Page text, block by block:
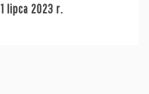
lipca 2023 r.